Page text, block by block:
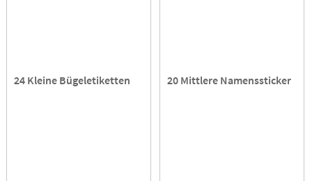
24 Kleine Bügeletiketten 20 Mittlere Namenssticker